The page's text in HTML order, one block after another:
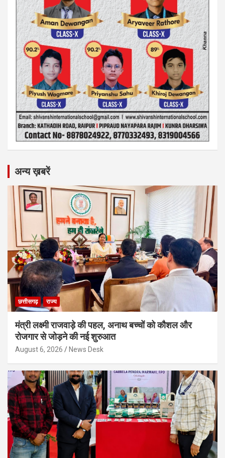
अन्य ख़बरें
छत्तीसगढ़ राज्य
मंत्री लक्ष्मी राजवाड़े की पहल, अनाथ बच्चों को कौशल और
रोजगार से जोड़ने की नई शुरुआत
August 6, 2026 News Desk